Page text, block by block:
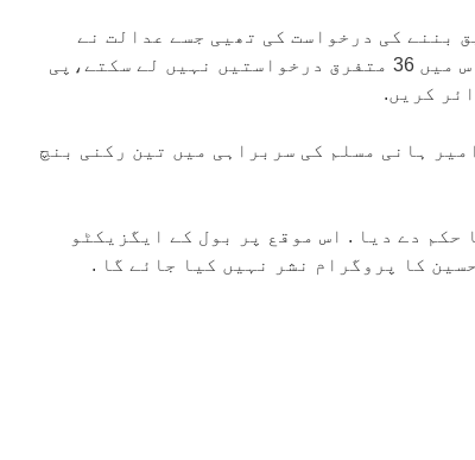
بننے کی درخواست کی تھیی جسے عدالت نے
مسترد کر دیا . جسٹس امیر ہانی مسلم نے کہا کہ ایک اپیل آئی، اس میں 36 متفرق درخواستیں نہیں لے سکتے،پی
کریں.
ہانی مسلم کی سربراہی میں تین رکنی بنچ
دے دیا . اس موقع پر بول کے ایگزیکٹو
کا پروگرام نشر نہیں کیا جائے گا .